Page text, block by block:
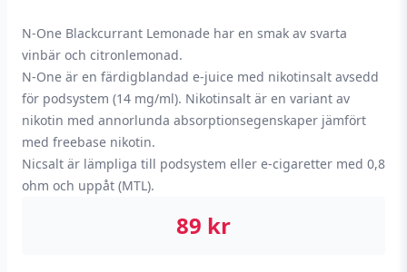
N-One Blackcurrant Lemonade har en smak av svarta
vinbär och citronlemonad.
N-One är en färdigblandad e-juice med nikotinsalt avsedd
för podsystem (14 mg/ml). Nikotinsalt är en variant av
nikotin med annorlunda absorptionsegenskaper jämfört
med freebase nikotin.
Nicsalt är lämpliga till podsystem eller e-cigaretter med 0,8
ohm och uppåt (MTL).
89 kr